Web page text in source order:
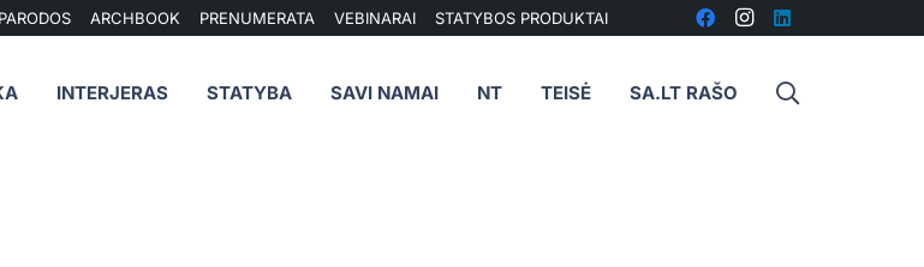
PARODOS ARCHBOOK PRENUMERATA VEBINARAI STATYBOS PRODUKTAI
INTERJERAS STATYBA SAVI NAMAI NT TEISĖ SA.LT RAŠO